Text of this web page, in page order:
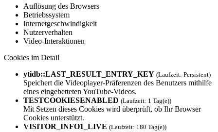
Auflösung des Browsers
Betriebssystem
Internetgeschwindigkeit
Nutzerverhalten
Video-Interaktionen
Cookies im Detail
ytidb::LAST_RESULT_ENTRY_KEY (Laufzeit: Persistent)
Speichert die Videoplayer-Präferenzen des Benutzers mithilfe
eines eingebetteten YouTube-Videos.
TESTCOOKIESENAB­LED (Laufzeit: 1 Tag(e))
Mit Setzen dieses Cookies wird überprüft, ob Ihr Browser
Cookies unterstützt.
VISITOR_INFO1_L­IVE (Laufzeit: 180 Tag(e))